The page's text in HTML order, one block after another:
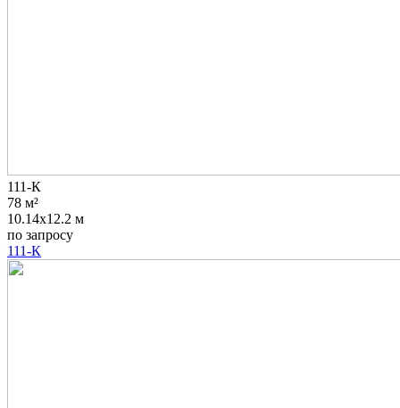
111-К
78 м²
10.14x12.2 м
по запросу
111-К